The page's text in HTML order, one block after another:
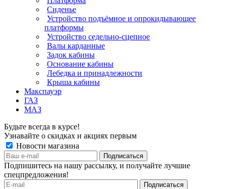
Сиденье
Устройство подъёмное и опрокидывающее
платформы
Устройство седельно-сцепное
Валы карданные
Задок кабины
Основание кабины
Лебедка и принадлежности
Крыша кабины
Макспауэр
ГАЗ
МАЗ
Будьте всегда в курсе!
Узнавайте о скидках и акциях первым
Новости магазина
Подпишитесь на нашу рассылку, и получайте лучшие
спецпредложения!